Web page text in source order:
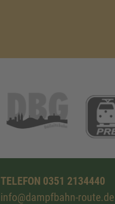
TELEFON 0351 2134440
info@dampfbahn-route.de